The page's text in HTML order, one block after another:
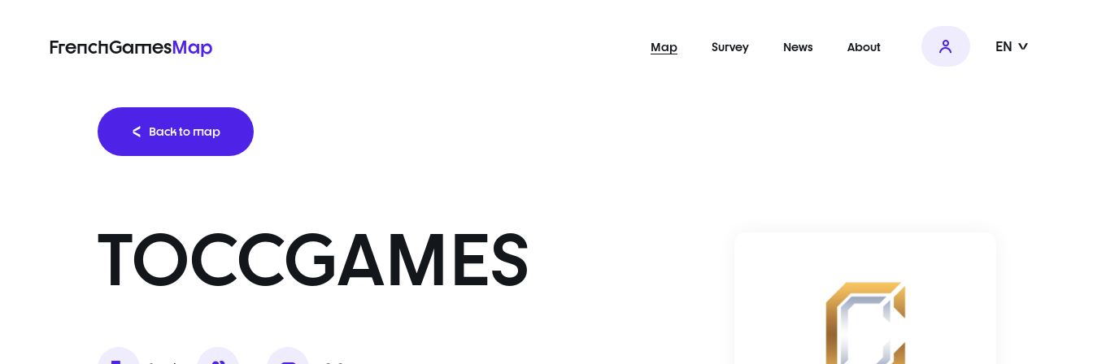
FrenchGamesMap Map Survey News About EN
Back to map
TOCCGAMES